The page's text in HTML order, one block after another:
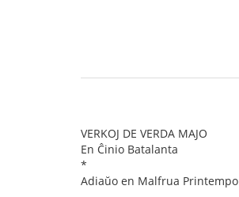
VERKOJ DE VERDA MAJO
En Ĉinio Batalanta
*
Adiaŭo en Malfrua Printempo